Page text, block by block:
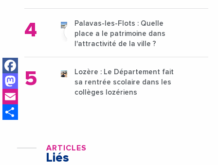
Facebook
Mastodon
Palavas-les-Flots : Quelle
place a le patrimoine dans
l'attractivité de la ville ?
Lozère : Le Département fait
sa rentrée scolaire dans les
collèges lozériens
ARTICLES
Liés